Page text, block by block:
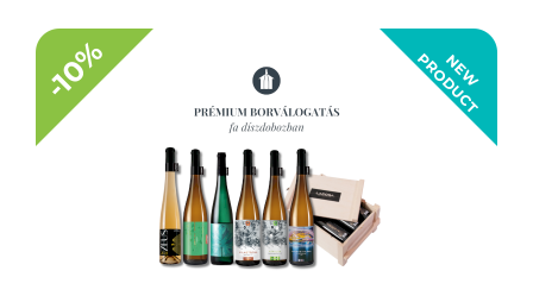
N
E
W
P
R
O
D
U
C
T
-10%